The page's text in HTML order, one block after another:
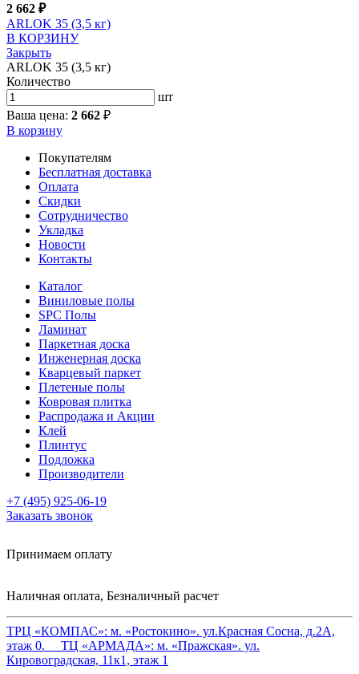
2 662 ₽
ARLOK 35 (3,5 кг)
В КОРЗИНУ
Закрыть
ARLOK 35 (3,5 кг)
Количество
шт
Ваша цена: 2 662 ₽
В корзину
Покупателям
Бесплатная доставка
Оплата
Скидки
Сотрудничество
Укладка
Новости
Контакты
Каталог
Виниловые полы
SPC Полы
Ламинат
Паркетная доска
Инженерная доска
Кварцевый паркет
Плетеные полы
Ковровая плитка
Распродажа и Акции
Клей
Плинтус
Подложка
Производители
+7 (495) 925-06-19
Заказать звонок
Принимаем оплату
Наличная оплата, Безналичный расчет
ТРЦ «КОМПАС»: м. «Ростокино». ул.Красная Сосна, д.2А,
этаж 0. ТЦ «АРМАДА»: м. «Пражская». ул.
Кировоградская, 11к1, этаж 1